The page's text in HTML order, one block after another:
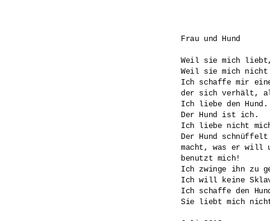
Frau und Hund
Weil sie mich
Weil sie mich
Ich schaffe mir
der sich verhält,
Ich liebe den Hund.
Der Hund ist ich.
Ich liebe nicht
Der Hund
macht, was er will
benutzt mich!
Ich zwinge ihn zu
Ich will keine
Ich schaffe den
Sie liebt mich